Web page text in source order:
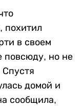
похитил
в своем
повсюду, но не
Спустя
домой и
сообщила,